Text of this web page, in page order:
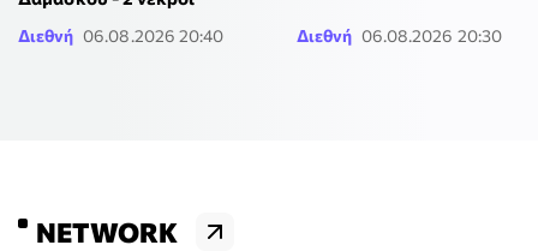
Διεθνή 06.08.2026 20:40 Διεθνή 06.08.2026 20:30
NETWORK